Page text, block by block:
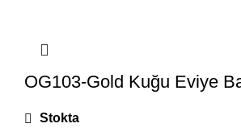
OG103-Gold Kuğu Eviye
Stokta